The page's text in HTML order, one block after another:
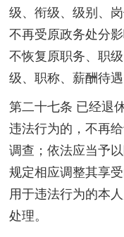
级、衔级、级别、
不再受原政务处分
不恢复原职务、职
级、职称、薪酬待遇
第二十七条 已经退
违法行为的，不再
调查；依法应当予
规定相应调整其享
用于违法行为的本
处理。